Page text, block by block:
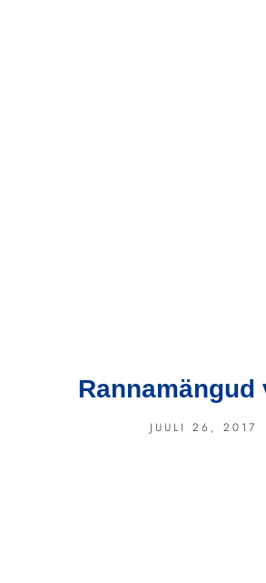
Rannamängud
JUULI 26, 2017